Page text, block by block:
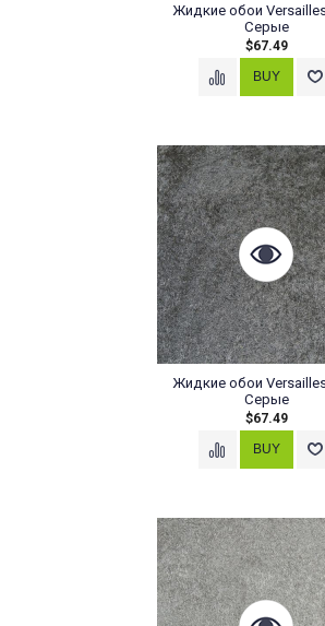
Жидкие обои
Серые
$67.49
Жидкие обои
Серые
$67.49